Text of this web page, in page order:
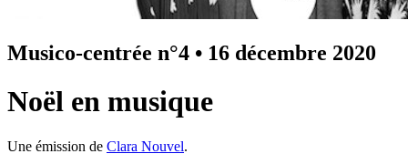
Musico-centrée n°4 • 16 décembre 2020
Noël en musique
Une émission de Clara Nouvel.